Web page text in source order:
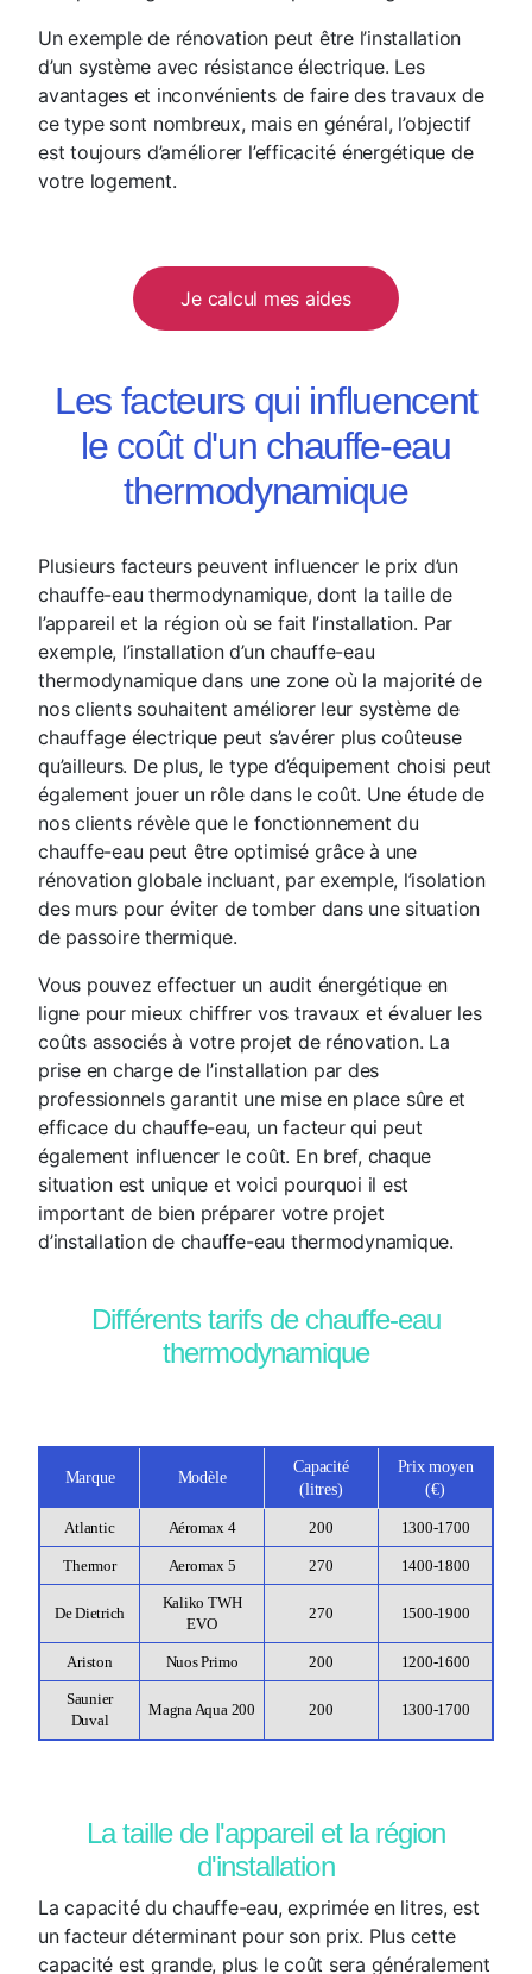
Un exemple de rénovation peut être l’installation
d’un système avec résistance électrique. Les
avantages et inconvénients de faire des travaux de
ce type sont nombreux, mais en général, l’objectif
est toujours d’améliorer l’efficacité énergétique de
votre logement.
Je calcul mes aides
Les facteurs qui influencent
le coût d'un chauffe-eau
thermodynamique
Plusieurs facteurs peuvent influencer le prix d’un
chauffe-eau thermodynamique, dont la taille de
l’appareil et la région où se fait l’installation. Par
exemple, l’installation d’un chauffe-eau
thermodynamique dans une zone où la majorité de
nos clients souhaitent améliorer leur système de
chauffage électrique peut s’avérer plus coûteuse
qu’ailleurs. De plus, le type d’équipement choisi peut
également jouer un rôle dans le coût. Une étude de
nos clients révèle que le fonctionnement du
chauffe-eau peut être optimisé grâce à une
rénovation globale incluant, par exemple, l’isolation
des murs pour éviter de tomber dans une situation
de passoire thermique.
Vous pouvez effectuer un audit énergétique en
ligne pour mieux chiffrer vos travaux et évaluer les
coûts associés à votre projet de rénovation. La
prise en charge de l’installation par des
professionnels garantit une mise en place sûre et
efficace du chauffe-eau, un facteur qui peut
également influencer le coût. En bref, chaque
situation est unique et voici pourquoi il est
important de bien préparer votre projet
d’installation de chauffe-eau thermodynamique.
Différents tarifs de chauffe-eau
thermodynamique
Marque Modèle
Capacité
(litres)
Prix moyen
(€)
Atlantic Aéromax 4 200 1300-1700
Thermor Aeromax 5 270 1400-1800
De Dietrich
Kaliko TWH
EVO
270 1500-1900
Ariston Nuos Primo 200 1200-1600
Saunier
Duval
Magna Aqua 200 200 1300-1700
La taille de l'appareil et la région
d'installation
La capacité du chauffe-eau, exprimée en litres, est
un facteur déterminant pour son prix. Plus cette
capacité est grande, plus le coût sera généralement